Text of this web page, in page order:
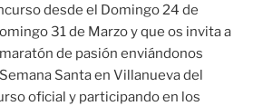
desde el Domingo 24 de
31 de Marzo y que os invita a
de pasión enviándonos
Santa en Villanueva del
oficial y participando en los